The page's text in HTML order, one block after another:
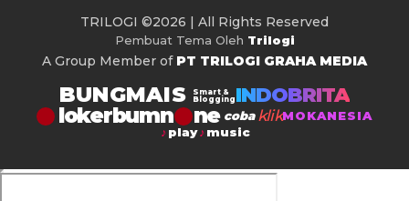
TRILOGI ©2026 | All Rights Reserved
Pembuat Tema Oleh Trilogi
A Group Member of PT TRILOGI GRAHA MEDIA
BUNGMAIS
Smart &
Blogging INDOBRITA
lokerbumn coba klikMOKANESIA
play
music